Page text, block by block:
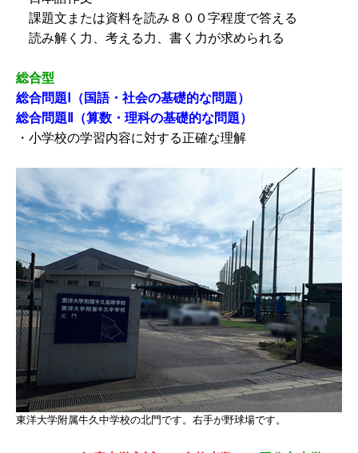
課題文または資料を読み８００字程度で答える
読み解く力、考える力、書く力が求められる
総合型
総合問題Ⅰ（国語・社会の基礎的な問題）
総合問題Ⅱ（算数・理科の基礎的な問題）
・小学校の学習内容に対する正確な理解
東洋大学附属牛久中学校の北門です。右手が野球場です。